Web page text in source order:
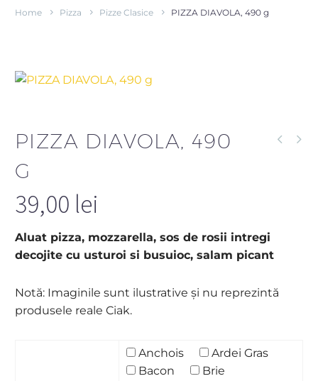
Home Pizza Pizze Clasice PIZZA DIAVOLA, 490 g
PIZZA DIAVOLA, 490
G
39,00 lei
Aluat pizza, mozzarella, sos de rosii intregi
decojite cu usturoi si busuioc, salam picant
Notă: Imaginile sunt ilustrative și nu reprezintă
produsele reale Ciak.
Anchois
Ardei Gras
Bacon
Brie